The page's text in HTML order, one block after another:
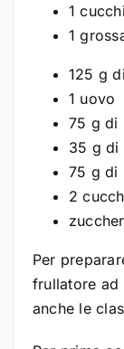
1
1
125 g
1 uovo
75 g di
35 g di
75 g di
2
Per
frullatore ad
anche le